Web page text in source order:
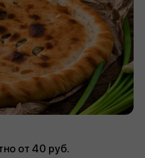
от 40 руб.